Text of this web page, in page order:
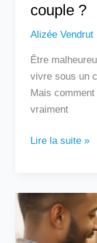
couple ?
Alizée Vendrut
Être
vivre sous un
Mais
vraiment
Lire la suite »
Un
homme